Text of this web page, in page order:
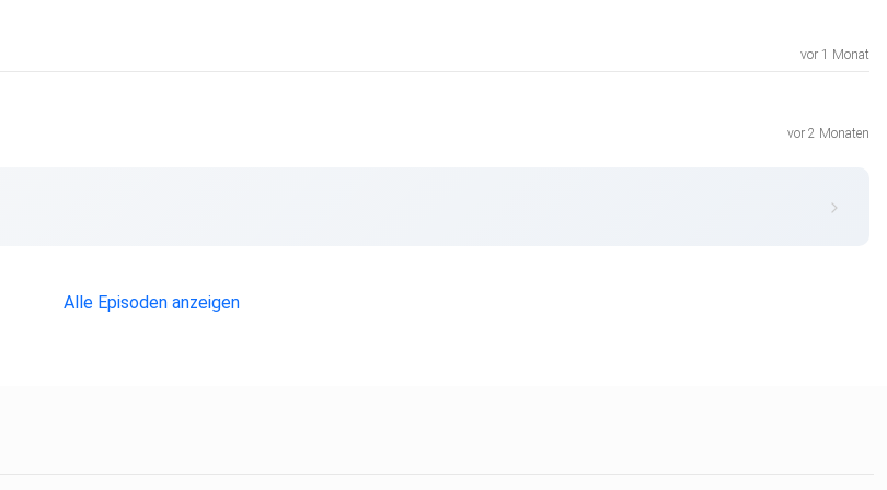
vor 1 Monat
vor 2 Monaten
Alle Episoden anzeigen